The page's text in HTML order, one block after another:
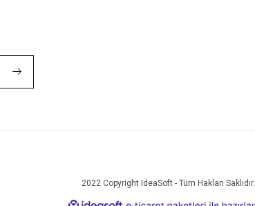
2022 Copyright IdeaSoft - Tüm Hakları Saklıdır.